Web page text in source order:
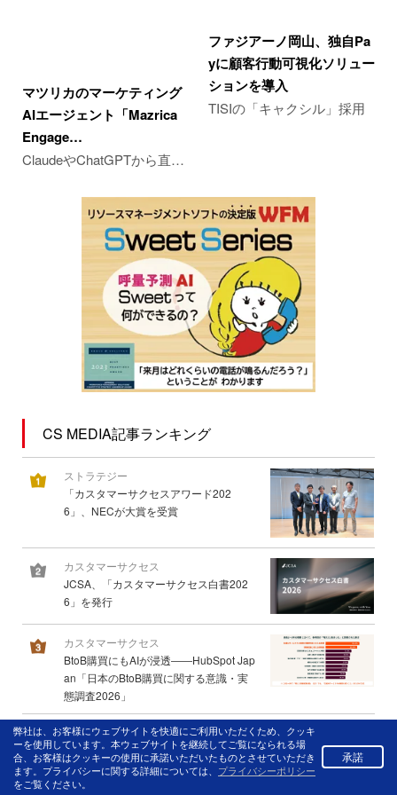
マツリカのマーケティング
AIエージェント「Mazrica
Engage…
ClaudeやChatGPTから直…
ファジアーノ岡山、独自Pa
yに顧客行動可視化ソリュー
ションを導入
TISIの「キャクシル」採用
CS MEDIA記事ランキング
ストラテジー
「カスタマーサクセスアワード202
6」、NECが大賞を受賞
カスタマーサクセス
JCSA、「カスタマーサクセス白書202
6」を発行
カスタマーサクセス
BtoB購買にもAIが浸透――HubSpot Jap
an「日本のBtoB購買に関する意識・実
態調査2026」
4
ストラテジー
本誌記事 連載 カスタマーサクセス部
門の「立ち上げ方と組織化」 第1回
弊社は、お客様にウェブサイトを快適にご利用いただくため、クッキ
ーを使用しています。本ウェブサイトを継続してご覧になられる場
合、お客様はクッキーの使用に承諾いただいたものとさせていただき
ます。プライバシーに関する詳細については、 プライバシーポリシー
をご覧ください。
承諾